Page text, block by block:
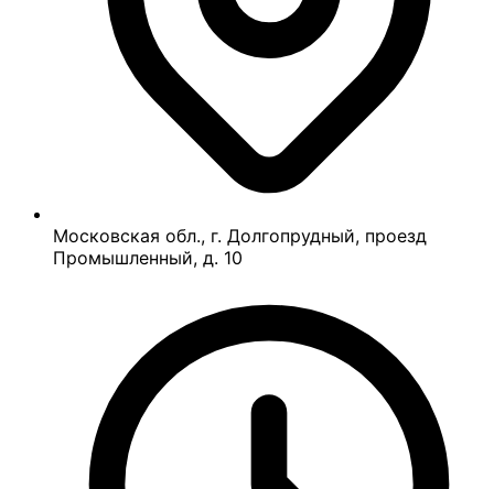
Московская обл., г. Долгопрудный, проезд
Промышленный, д. 10